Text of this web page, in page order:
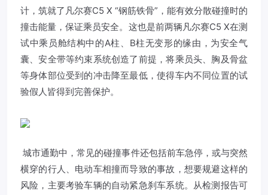
计，筑就了凡尔赛C5 X “钢筋铁骨”，能有效分散碰撞时的
撞击能量，保证乘员安全。这也是前两辆凡尔赛C5 X在测
试中乘员舱结构中的A柱、B柱无变形的缘由，为安全气
囊、安全带等约束系统创造了前提，将乘员头、胸及骨盆
等身体部位受到的冲击降至最低，使得车内不同位置的试
验假人皆得到完善保护。
城市通勤中，常见的碰撞事件还包括前车急停，或与突然
横穿的行人、电动车相撞而导致的事故，想要规避这样的
风险，主要考验车辆的自动紧急刹车系统。从检测报告可